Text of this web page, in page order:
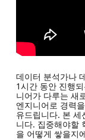
데이터 분석가나
1시간 동안 진행
니어가 다루는 새
엔지니어로 경력
유드립니다. 본 세
니다. 집중해야할
을 어떻게 쌓을지